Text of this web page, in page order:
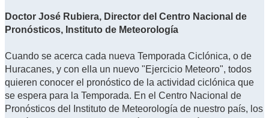
Doctor José Rubiera, Director del Centro Nacional de
Pronósticos, Instituto de Meteorología
Cuando se acerca cada nueva Temporada Ciclónica, o de
Huracanes, y con ella un nuevo "Ejercicio Meteoro", todos
quieren conocer el pronóstico de la actividad ciclónica que
se espera para la Temporada. En el Centro Nacional de
Pronósticos del Instituto de Meteorología de nuestro país, los